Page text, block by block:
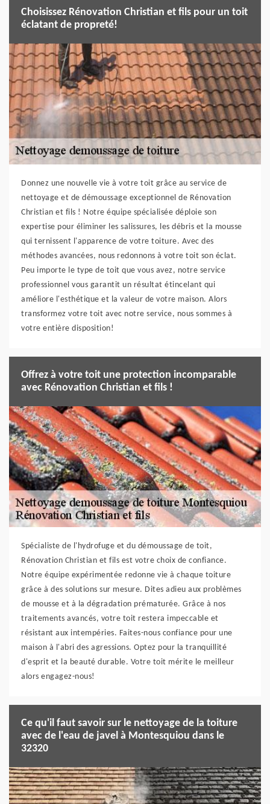
Choisissez Rénovation Christian et fils pour un toit
éclatant de propreté!
Donnez une nouvelle vie à votre toit grâce au service de
nettoyage et de démoussage exceptionnel de Rénovation
Christian et fils ! Notre équipe spécialisée déploie son
expertise pour éliminer les salissures, les débris et la mousse
qui ternissent l'apparence de votre toiture. Avec des
méthodes avancées, nous redonnons à votre toit son éclat.
Peu importe le type de toit que vous avez, notre service
professionnel vous garantit un résultat étincelant qui
améliore l'esthétique et la valeur de votre maison. Alors
transformez votre toit avec notre service, nous sommes à
votre entière disposition!
Offrez à votre toit une protection incomparable
avec Rénovation Christian et fils !
Spécialiste de l'hydrofuge et du démoussage de toit,
Rénovation Christian et fils est votre choix de confiance.
Notre équipe expérimentée redonne vie à chaque toiture
grâce à des solutions sur mesure. Dites adieu aux problèmes
de mousse et à la dégradation prématurée. Grâce à nos
traitements avancés, votre toit restera impeccable et
résistant aux intempéries. Faites-nous confiance pour une
maison à l'abri des agressions. Optez pour la tranquillité
d'esprit et la beauté durable. Votre toit mérite le meilleur
alors engagez-nous!
Ce qu'il faut savoir sur le nettoyage de la toiture
avec de l'eau de javel à Montesquiou dans le
32320